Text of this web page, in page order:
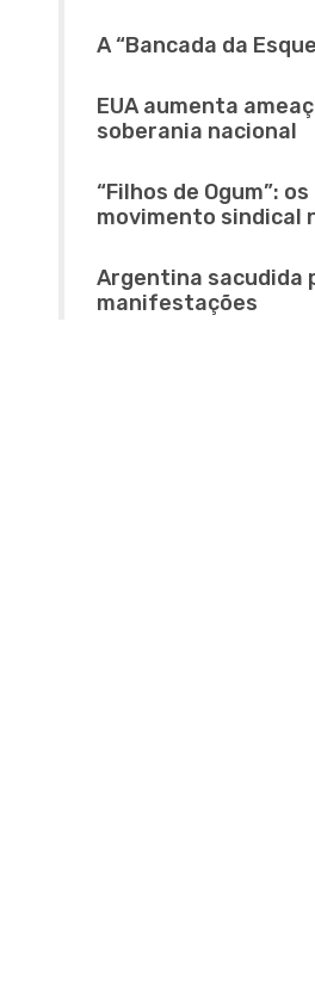
A “Bancada da
EUA aumenta
soberania nacional
“Filhos de Ogum”:
movimento sindical
Argentina sacudida
manifestações